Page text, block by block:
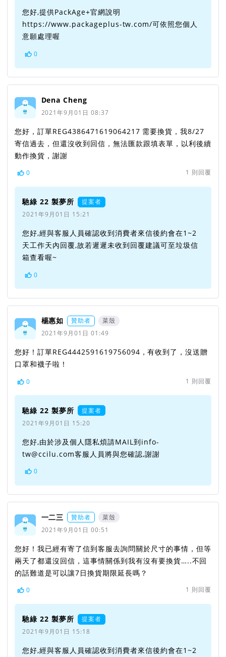
您好,提供PackAge+官網說明
https://www.packageplus-tw.com/可依照您個人
意願處理喔
0
Dena Cheng
2021年9月01日 08:37
您好，訂單REG4386471619064217 需要換貨，我8/27
寄信過去，但還沒收到回信，無法匯款跟填表單，以利後續
動作換貨，謝謝
0 1 則回覆
馳綠 22 製夢所
提案者
2021年9月01日 15:21
您好,經與客服人員確認收到消費者來信後約會在1~2
天工作天內回覆,故若遲遲未收到回覆建議可至垃圾信
箱查看喔~
0
楊惠如 贊助者
菜殼
2021年9月01日 01:49
您好！訂單REG4442591619756094，有收到了，沒送贈
口罩和襪子啦！
0 1 則回覆
馳綠 22 製夢所
提案者
2021年9月01日 15:20
您好,由於涉及個人隱私煩請MAIL到info-
tw@ccilu.com客服人員將與您確認,謝謝
0
一二三 贊助者
菜殼
2021年9月01日 00:51
您好！我已經有寄了信到客服去詢問關於尺寸的事情，但等
兩天了都還沒回信，這事情關係到我有沒有要換貨…..不回
的話難道是可以讓7日換貨期限延長嗎？
0 1 則回覆
馳綠 22 製夢所
提案者
2021年9月01日 15:18
您好,經與客服人員確認收到消費者來信後約會在1~2